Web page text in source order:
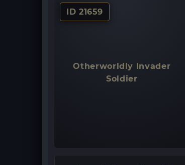
ID 21659
Otherworldly Invader
Soldier